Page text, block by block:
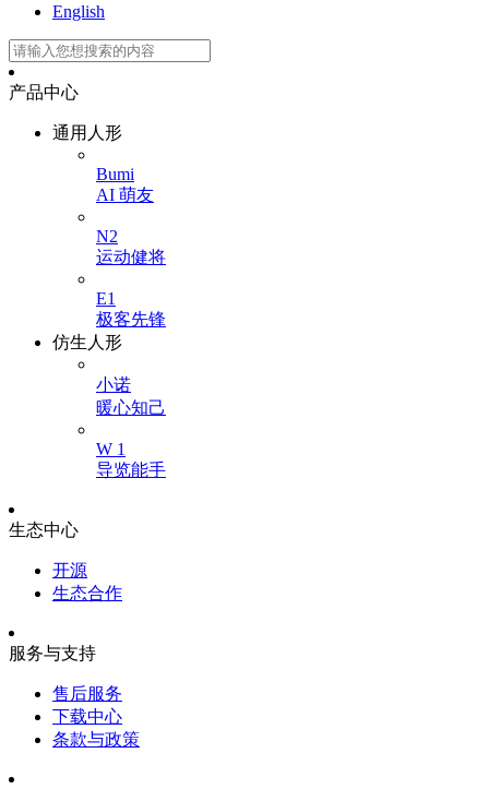
English
产品中心
通用人形
Bumi
AI 萌友
N2
运动健将
E1
极客先锋
仿生人形
小诺
暖心知己
W 1
导览能手
生态中心
开源
生态合作
服务与支持
售后服务
下载中心
条款与政策